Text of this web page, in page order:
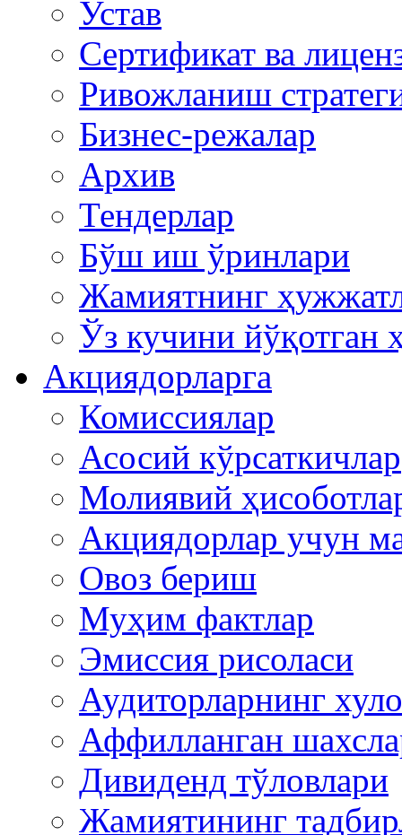
Устав
Сертификат ва
Ривожланиш
Бизнес-режалар
Архив
Тендерлар
Бўш иш ўринлари
Жамиятнинг
Ўз кучини йўқотган
Акциядорларга
Комиссиялар
Асосий кўрсаткичлар
Молиявий
Акциядорлар учун
Овоз бериш
Муҳим фактлар
Эмиссия рисоласи
Аудиторларнинг
Аффилланган
Дивиденд тўловлари
Жамиятининг